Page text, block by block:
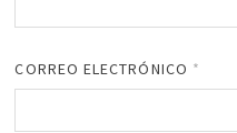
CORREO ELECTRÓNICO *